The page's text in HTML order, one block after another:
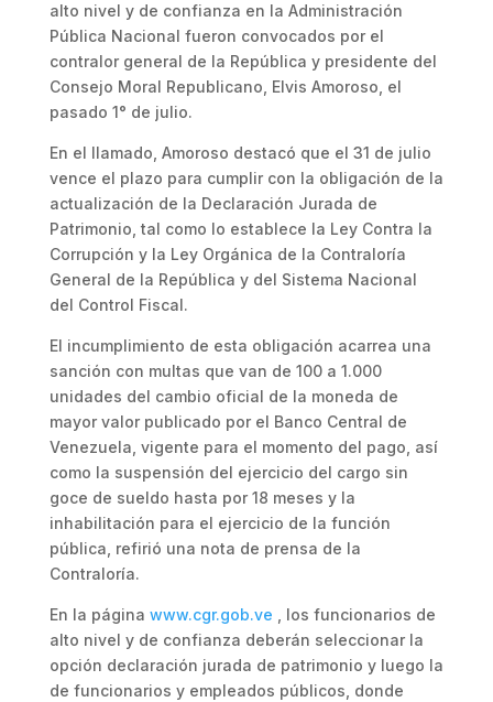
alto nivel y de confianza en la Administración
Pública Nacional fueron convocados por el
contralor general de la República y presidente del
Consejo Moral Republicano, Elvis Amoroso, el
pasado 1° de julio.
En el llamado, Amoroso destacó que el 31 de julio
vence el plazo para cumplir con la obligación de la
actualización de la Declaración Jurada de
Patrimonio, tal como lo establece la Ley Contra la
Corrupción y la Ley Orgánica de la Contraloría
General de la República y del Sistema Nacional
del Control Fiscal.
El incumplimiento de esta obligación acarrea una
sanción con multas que van de 100 a 1.000
unidades del cambio oficial de la moneda de
mayor valor publicado por el Banco Central de
Venezuela, vigente para el momento del pago, así
como la suspensión del ejercicio del cargo sin
goce de sueldo hasta por 18 meses y la
inhabilitación para el ejercicio de la función
pública, refirió una nota de prensa de la
Contraloría.
En la página www.cgr.gob.ve , los funcionarios de
alto nivel y de confianza deberán seleccionar la
opción declaración jurada de patrimonio y luego la
de funcionarios y empleados públicos, donde